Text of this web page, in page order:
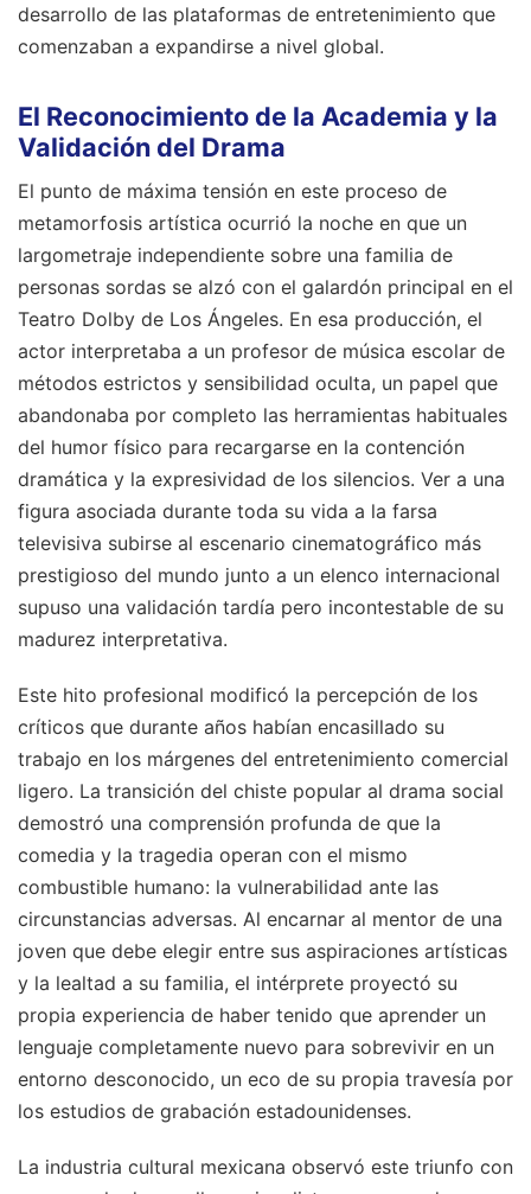
desarrollo de las plataformas de entretenimiento que
comenzaban a expandirse a nivel global.
El Reconocimiento de la Academia y la
Validación del Drama
El punto de máxima tensión en este proceso de
metamorfosis artística ocurrió la noche en que un
largometraje independiente sobre una familia de
personas sordas se alzó con el galardón principal en el
Teatro Dolby de Los Ángeles. En esa producción, el
actor interpretaba a un profesor de música escolar de
métodos estrictos y sensibilidad oculta, un papel que
abandonaba por completo las herramientas habituales
del humor físico para recargarse en la contención
dramática y la expresividad de los silencios. Ver a una
figura asociada durante toda su vida a la farsa
televisiva subirse al escenario cinematográfico más
prestigioso del mundo junto a un elenco internacional
supuso una validación tardía pero incontestable de su
madurez interpretativa.
Este hito profesional modificó la percepción de los
críticos que durante años habían encasillado su
trabajo en los márgenes del entretenimiento comercial
ligero. La transición del chiste popular al drama social
demostró una comprensión profunda de que la
comedia y la tragedia operan con el mismo
combustible humano: la vulnerabilidad ante las
circunstancias adversas. Al encarnar al mentor de una
joven que debe elegir entre sus aspiraciones artísticas
y la lealtad a su familia, el intérprete proyectó su
propia experiencia de haber tenido que aprender un
lenguaje completamente nuevo para sobrevivir en un
entorno desconocido, un eco de su propia travesía por
los estudios de grabación estadounidenses.
La industria cultural mexicana observó este triunfo con